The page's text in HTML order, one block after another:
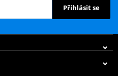
Přihlásit se